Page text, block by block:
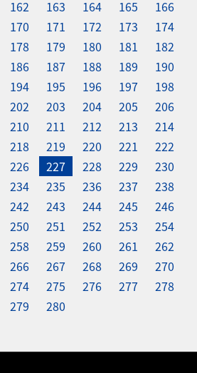
162 163 164 165
166
170 171 172 173
174
178 179 180 181
182
186 187 188 189
190
194 195 196 197
198
202 203 204 205
206
210 211 212 213
214
218 219 220 221
222
226 227 228 229
230
234 235 236 237
238
242 243 244 245
246
250 251 252 253
254
258 259 260 261
262
266 267 268 269
270
274 275 276 277
278
279
280